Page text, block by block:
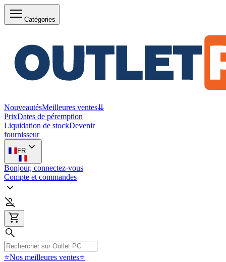
Catégories
NouveautésMeilleures ventes⇊
PrixDates de péremption
Liquidation de stockDevenir
fournisseur
FR
Bonjour, connectez-vous
Compte et commandes
⭐Nos meilleures ventes⭐